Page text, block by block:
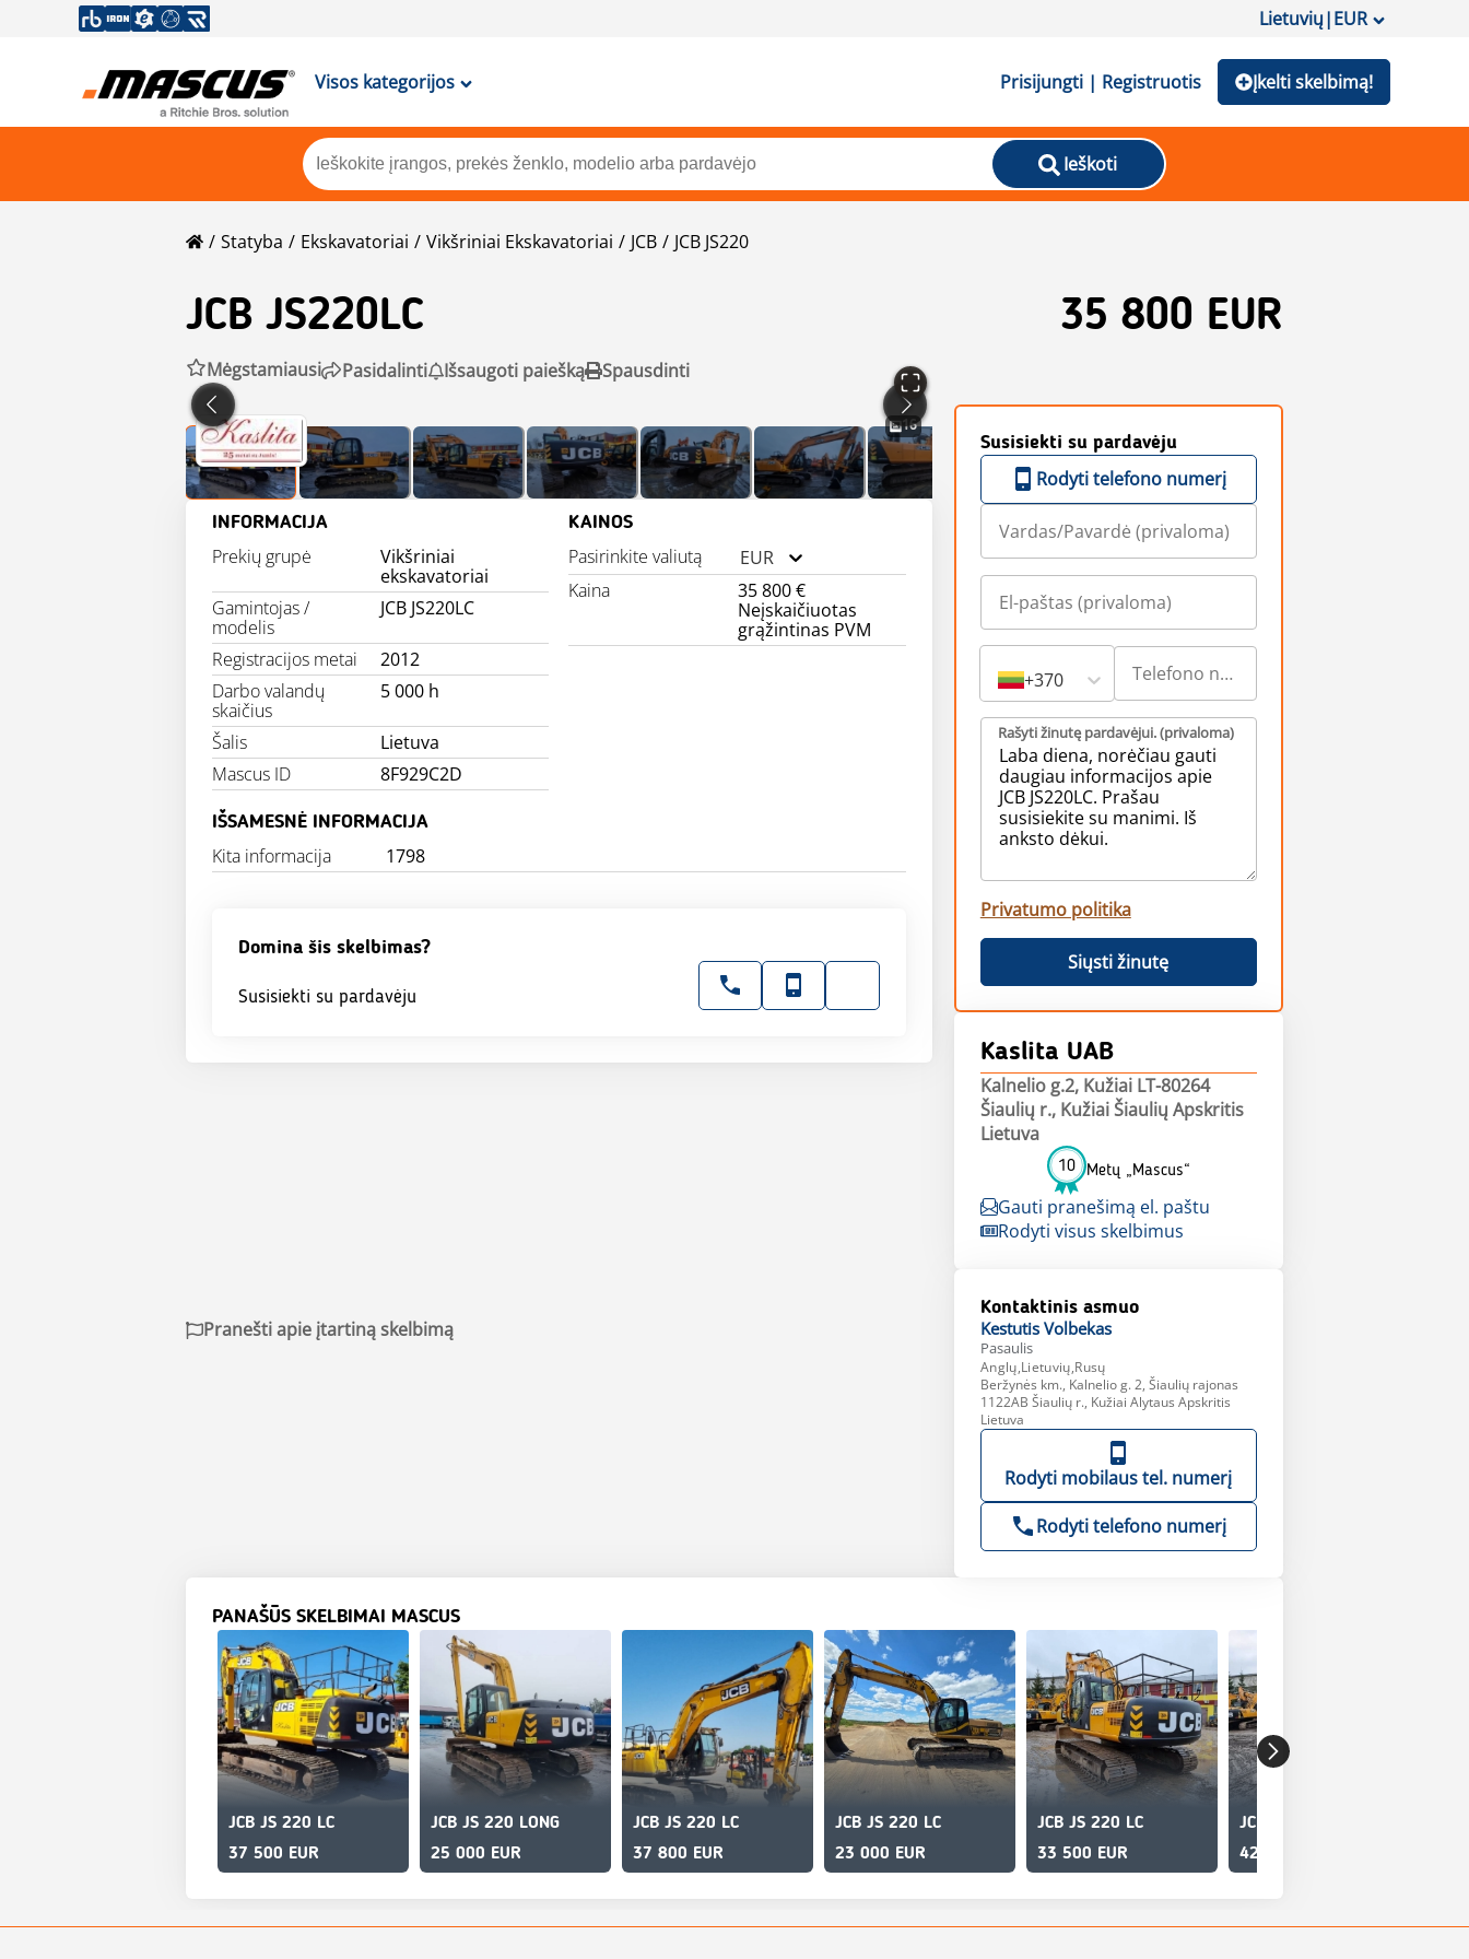
Lietuvių|EUR
Visos kategorijos Prisijungti | Registruotis Įkelti skelbimą!
Ieškoti
Statyba Ekskavatoriai Vikšriniai Ekskavatoriai JCB JCB JS220
JCB JS220LC 35 800 EUR
Mėgstamiausi Pasidalinti Išsaugoti paiešką Spausdinti
16
INFORMACIJA
Prekių grupė
Vikšriniai
ekskavatoriai
Gamintojas /
modelis
JCB JS220LC
Registracijos metai
2012
Darbo valandų
skaičius
5 000 h
Šalis
Lietuva
Mascus ID
8F929C2D
KAINOS
Pasirinkite valiutą
EUR
Kaina
35 800 €
Neįskaičiuotas
grąžintinas PVM
IŠSAMESNĖ INFORMACIJA
Kita informacija 1798
Domina šis skelbimas?
Susisiekti su pardavėju
Susisiekti su pardavėju
Rodyti telefono numerį
+370
Rašyti žinutę pardavėjui. (privaloma)
Privatumo politika
Siųsti žinutę
Kaslita UAB
Kalnelio g.2, Kužiai LT-80264
Šiaulių r., Kužiai Šiaulių Apskritis
Lietuva
10 Metų „Mascus“
Gauti pranešimą el. paštu
Rodyti visus skelbimus
Kontaktinis asmuo
Kestutis Volbekas
Pasaulis
Anglų,Lietuvių,Rusų
Beržynės km., Kalnelio g. 2, Šiaulių rajonas
1122AB Šiaulių r., Kužiai Alytaus Apskritis
Lietuva
Rodyti mobilaus tel. numerį
Rodyti telefono numerį
Pranešti apie įtartiną skelbimą
PANAŠŪS SKELBIMAI MASCUS
JCB JS 220 LC
37 500 EUR
JCB JS 220 LONG
25 000 EUR
JCB JS 220 LC
37 800 EUR
JCB JS 220 LC
23 000 EUR
JCB JS 220 LC
33 500 EUR
JCB JS 220 LC PLUS
42 500 EUR